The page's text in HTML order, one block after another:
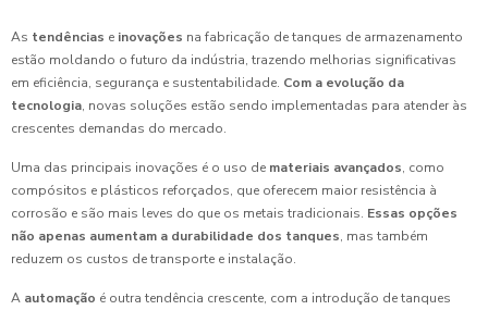
As tendências e inovações na fabricação de tanques de armazenamento
estão moldando o futuro da indústria, trazendo melhorias significativas
em eficiência, segurança e sustentabilidade. Com a evolução da
tecnologia, novas soluções estão sendo implementadas para atender às
crescentes demandas do mercado.
Uma das principais inovações é o uso de materiais avançados, como
compósitos e plásticos reforçados, que oferecem maior resistência à
corrosão e são mais leves do que os metais tradicionais. Essas opções
não apenas aumentam a durabilidade dos tanques, mas também
reduzem os custos de transporte e instalação.
A automação é outra tendência crescente, com a introdução de tanques